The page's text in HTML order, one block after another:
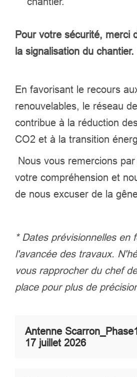
Pour votre sécurité, merci
la signalisation du chantier.
En favorisant le recours
renouvelables, le réseau
contribue à la réduction
CO2 et à la transition
Nous vous remercions
votre compréhension et
de nous excuser de la
* Dates prévisionnelles en
l'avancée des travaux.
vous rapprocher du chef
place pour plus de
Antenne
17 juillet 2026